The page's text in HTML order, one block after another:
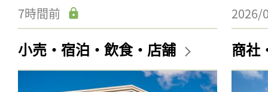
7時間前 2026/
小売・宿泊・飲食・店舗 商社